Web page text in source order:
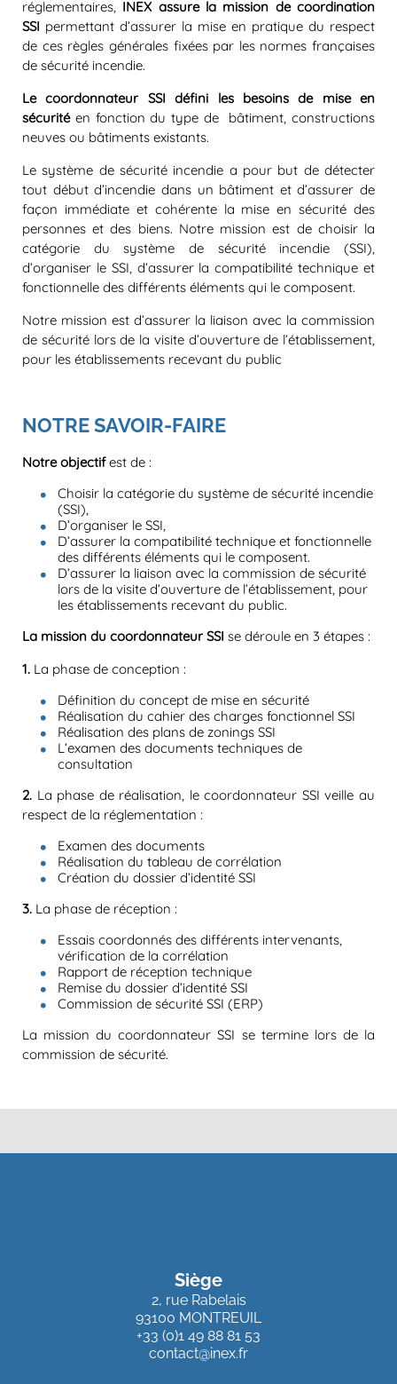
réglementaires, INEX assure la mission de coordination
SSI permettant d’assurer la mise en pratique du respect
de ces règles générales fixées par les normes françaises
de sécurité incendie.
Le coordonnateur SSI défini les besoins de mise en
sécuritéen fonction du type de bâtiment, constructions
neuves ou bâtiments existants.
Le système de sécurité incendie a pour but de détecter
tout début d’incendie dans un bâtiment et d’assurer de
façon immédiate et cohérente la mise en sécurité des
personnes et des biens. Notre mission est de choisir la
catégorie du système de sécurité incendie (SSI),
d’organiser le SSI, d’assurer la compatibilité technique et
fonctionnelle des différents éléments qui le composent.
Notre mission est d’assurer la liaison avec la commission
de sécurité lors de la visite d’ouverture de l’établissement,
pour les établissements recevant du public
NOTRE SAVOIR-FAIRE
Notre objectifest de :
Choisir la catégorie du système de sécurité incendie
(SSI),
D’organiser le SSI,
D’assurer la compatibilité technique et fonctionnelle
des différents éléments qui le composent.
D’assurer la liaison avec la commission de sécurité
lors de la visite d’ouverture de l’établissement, pour
les établissements recevant du public.
La mission du coordonnateur SSI se déroule en 3 étapes :
1. La phase de conception :
Définition du concept de mise en sécurité
Réalisation du cahier des charges fonctionnel SSI
Réalisation des plans de zonings SSI
L’examen des documents techniques de
consultation
2. La phase de réalisation, le coordonnateur SSI veille au
respect de la réglementation :
Examen des documents
Réalisation du tableau de corrélation
Création du dossier d’identité SSI
3. La phase de réception :
Essais coordonnés des différents intervenants,
vérification de la corrélation
Rapport de réception technique
Remise du dossier d’identité SSI
Commission de sécurité SSI (ERP)
La mission du coordonnateur SSI se termine lors de la
commission de sécurité.
Siège
2, rue Rabelais
93100 MONTREUIL
+33 (0)1 49 88 81 53
contact@inex.fr